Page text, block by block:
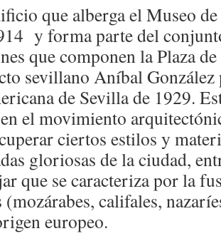
que alberga el Museo
y forma parte del
que componen la Plaza
sevillano Aníbal
de Sevilla de 1929.
el movimiento
ciertos estilos y
gloriosas de la ciudad,
que se caracteriza por la
califales,
europeo.